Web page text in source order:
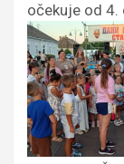
očekuje od 4.